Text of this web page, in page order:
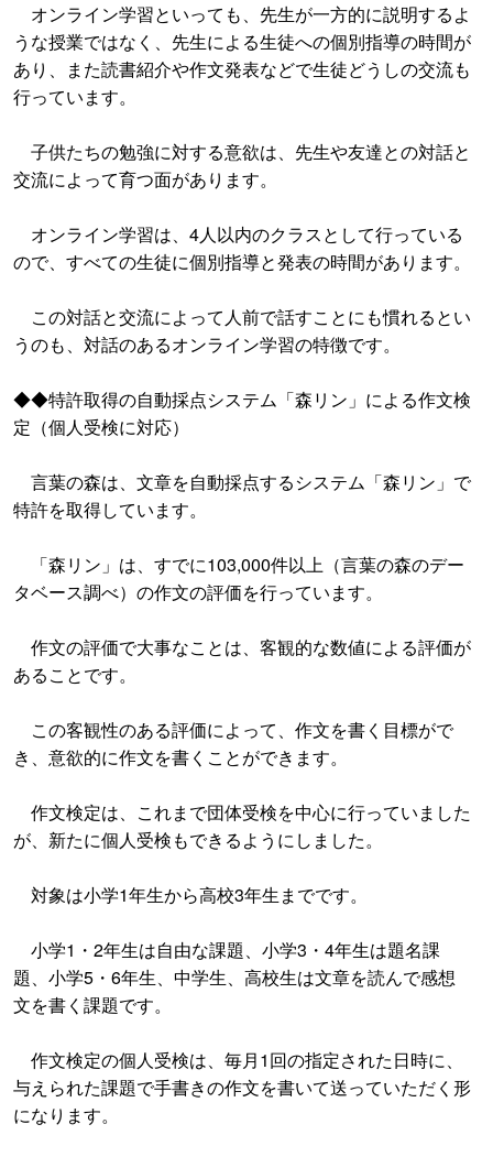
オンライン学習といっても、先生が一方的に説明するよ
うな授業ではなく、先生による生徒への個別指導の時間が
あり、また読書紹介や作文発表などで生徒どうしの交流も
行っています。
子供たちの勉強に対する意欲は、先生や友達との対話と
交流によって育つ面があります。
オンライン学習は、4人以内のクラスとして行っている
ので、すべての生徒に個別指導と発表の時間があります。
この対話と交流によって人前で話すことにも慣れるとい
うのも、対話のあるオンライン学習の特徴です。
◆◆特許取得の自動採点システム「森リン」による作文検
定（個人受検に対応）
言葉の森は、文章を自動採点するシステム「森リン」で
特許を取得しています。
「森リン」は、すでに103,000件以上（言葉の森のデー
タベース調べ）の作文の評価を行っています。
作文の評価で大事なことは、客観的な数値による評価が
あることです。
この客観性のある評価によって、作文を書く目標がで
き、意欲的に作文を書くことができます。
作文検定は、これまで団体受検を中心に行っていました
が、新たに個人受検もできるようにしました。
対象は小学1年生から高校3年生までです。
小学1・2年生は自由な課題、小学3・4年生は題名課
題、小学5・6年生、中学生、高校生は文章を読んで感想
文を書く課題です。
作文検定の個人受検は、毎月1回の指定された日時に、
与えられた課題で手書きの作文を書いて送っていただく形
になります。